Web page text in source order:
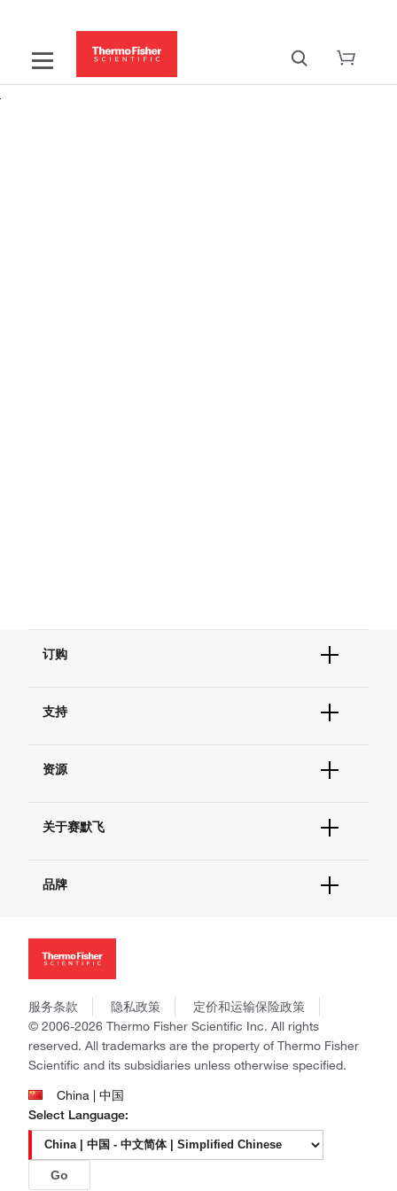
订购
订单状态查询
订单支持
现货供应中心
支持
联系我们 - 400 820 8982
查找文件&证书
资源
学习中心
促销
社交媒体
关于赛默飞
招聘
新闻
社会责任
商标
政策和通知
品牌
Applied Biosystems
Ion Torrent
Unity Lab Services
Patheon
服务条款 隐私政策
定价和运输保险政策
© 2006-2026 Thermo Fisher Scientific Inc. All rights
reserved. All trademarks are the property of Thermo Fisher
Scientific and its subsidiaries unless otherwise specified.
China | 中国
Select Language:
Go